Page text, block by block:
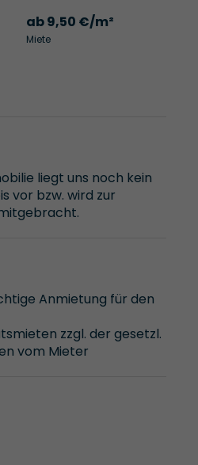
ab 9,50 €/m²
Miete
liegt uns noch kein
vor bzw. wird zur
Anmietung für den
zzgl. der gesetzl.
vom Mieter